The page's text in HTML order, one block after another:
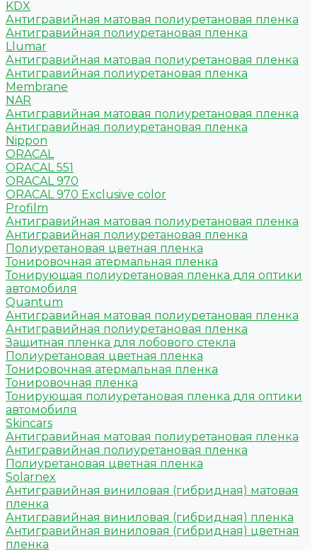
KDX
Антигравийная матовая полиуретановая пленка
Антигравийная полиуретановая пленка
Llumar
Антигравийная матовая полиуретановая пленка
Антигравийная полиуретановая пленка
Membrane
NAR
Антигравийная матовая полиуретановая пленка
Антигравийная полиуретановая пленка
Nippon
ORACAL
ORACAL 551
ORACAL 970
ORACAL 970 Exclusive color
Profilm
Антигравийная матовая полиуретановая пленка
Антигравийная полиуретановая пленка
Полиуретановая цветная пленка
Тонировочная атермальная пленка
Тонирующая полиуретановая пленка для оптики
автомобиля
Quantum
Антигравийная матовая полиуретановая пленка
Антигравийная полиуретановая пленка
Защитная пленка для лобового стекла
Полиуретановая цветная пленка
Тонировочная атермальная пленка
Тонировочная пленка
Тонирующая полиуретановая пленка для оптики
автомобиля
Skincars
Антигравийная матовая полиуретановая пленка
Антигравийная полиуретановая пленка
Полиуретановая цветная пленка
Solarnex
Антигравийная виниловая (гибридная) матовая
пленка
Антигравийная виниловая (гибридная) пленка
Антигравийная виниловая (гибридная) цветная
пленка